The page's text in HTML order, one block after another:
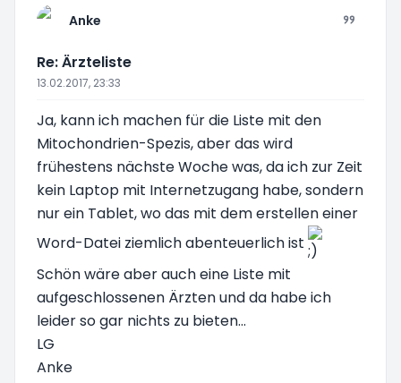
Anke
Re: Ärzteliste
13.02.2017, 23:33
Ja, kann ich machen für die Liste mit den
Mitochondrien-Spezis, aber das wird
frühestens nächste Woche was, da ich zur Zeit
kein Laptop mit Internetzugang habe, sondern
nur ein Tablet, wo das mit dem erstellen einer
Word-Datei ziemlich abenteuerlich ist
Schön wäre aber auch eine Liste mit
aufgeschlossenen Ärzten und da habe ich
leider so gar nichts zu bieten...
LG
Anke